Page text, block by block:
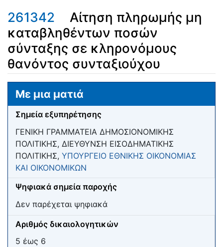
261342
Αίτηση πληρωμής μη
καταβληθέντων ποσών
σύνταξης σε κληρονόμους
θανόντος συνταξιούχου
Μετάβαση σε: πλοήγηση
Με μια ματιά
Σημεία εξυπηρέτησης
ΓΕΝΙΚΗ ΓΡΑΜΜΑΤΕΙΑ ΔΗΜΟΣΙΟΝΟΜΙΚΗΣ
ΠΟΛΙΤΙΚΗΣ, ΔΙΕΥΘΥΝΣΗ ΕΙΣΟΔΗΜΑΤΙΚΗΣ
ΠΟΛΙΤΙΚΗΣ, ΥΠΟΥΡΓΕΙΟ ΕΘΝΙΚΗΣ ΟΙΚΟΝΟΜΙΑΣ
ΚΑΙ ΟΙΚΟΝΟΜΙΚΩΝ
Ψηφιακά σημεία παροχής
Δεν παρέχεται ψηφιακά
Αριθμός δικαιολογητικών
5 έως 6